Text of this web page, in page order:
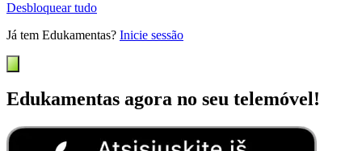
Desbloquear tudo
Já tem Edukamentas? Inicie sessão
Edukamentas agora no seu telemóvel!